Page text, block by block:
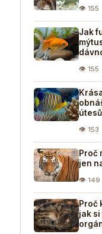
👁 155
Jak
👁 155
👁 153
Proč
jen
👁 149
Proč
jak